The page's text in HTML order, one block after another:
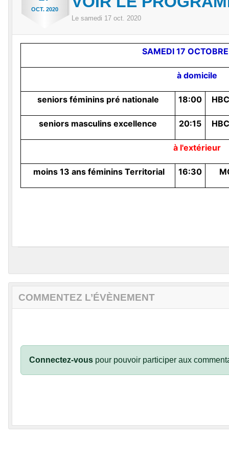
OCT. 2020
Le samedi 17 oct. 2020
SAMEDI 17
à domicile
seniors féminins pré nationale 18:00
seniors masculins excellence 20:15
à l'extérieur
moins 13 ans féminins Territorial 16:30
COMMENTEZ L’ÉVÈNEMENT
Connectez-vous pour pouvoir participer aux